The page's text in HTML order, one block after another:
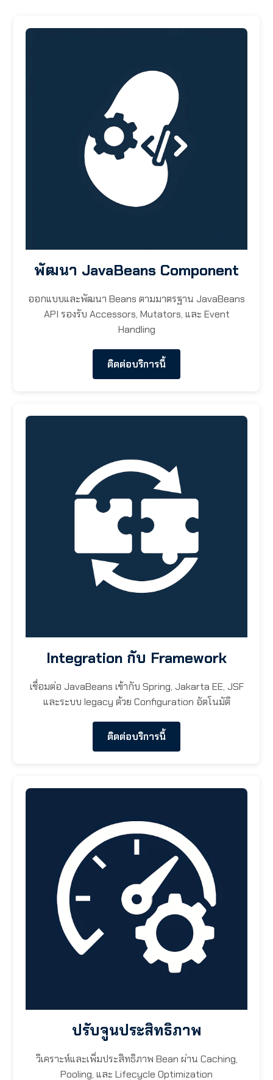
พัฒนา JavaBeans Component
ออกแบบและพัฒนา Beans ตามมาตรฐาน JavaBeans
API รองรับ Accessors, Mutators, และ Event
Handling
ติดต่อบริการนี้
Integration กับ Framework
เชื่อมต่อ JavaBeans เข้ากับ Spring, Jakarta EE, JSF
และระบบ legacy ด้วย Configuration อัตโนมัติ
ติดต่อบริการนี้
ปรับจูนประสิทธิภาพ
วิเคราะห์และเพิ่มประสิทธิภาพ Bean ผ่าน Caching,
Pooling, และ Lifecycle Optimization